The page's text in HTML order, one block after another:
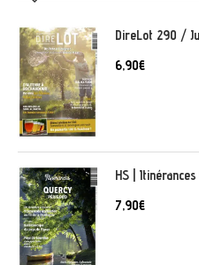
DireLot 290 /
6,90€
HS |
7,90€